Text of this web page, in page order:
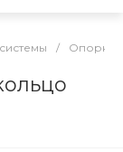
/ Опорно-